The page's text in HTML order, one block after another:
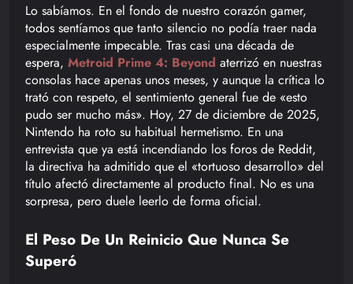
Lo sabíamos. En el fondo de nuestro corazón gamer,
todos sentíamos que tanto silencio no podía traer nada
especialmente impecable. Tras casi una década de
espera, Metroid Prime 4: Beyond aterrizó en nuestras
consolas hace apenas unos meses, y aunque la crítica lo
trató con respeto, el sentimiento general fue de «esto
pudo ser mucho más». Hoy, 27 de diciembre de 2025,
Nintendo ha roto su habitual hermetismo. En una
entrevista que ya está incendiando los foros de Reddit,
la directiva ha admitido que el «tortuoso desarrollo» del
título afectó directamente al producto final. No es una
sorpresa, pero duele leerlo de forma oficial.
El Peso De Un Reinicio Que Nunca Se
Superó